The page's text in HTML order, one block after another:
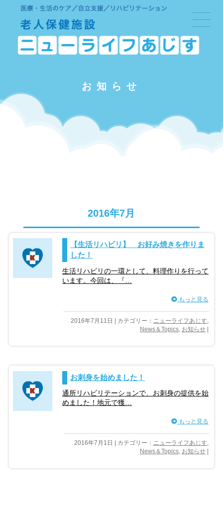
お知らせ
2016年7月
【生活リハビリ】 お好み焼きを作りま
した！
生活リハビリの一環として、料理作りを行って
います。今回は、『…
もっと見る
2016年7月11日 | カテゴリー： ニューライフあじす,
News＆Topics, お知らせ|
お刺身を始めました！
通所リハビリテーションで、お刺身の提供を始
めました！地元で獲…
もっと見る
2016年7月1日 | カテゴリー： ニューライフあじす,
News＆Topics, お知らせ|